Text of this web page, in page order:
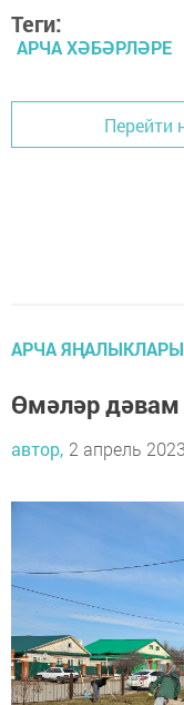
Теги:
АРЧА ХӘБӘРЛӘРЕ
Перейти
АРЧА ЯҢАЛЫКЛАРЫ
Өмәләр дәвам
автор, 2 апрель